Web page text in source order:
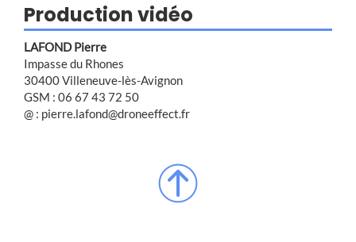
Production vidéo
LAFOND Pierre
Impasse du Rhones
30400 Villeneuve-lès-Avignon
GSM : 06 67 43 72 50
@ : pierre.lafond@droneeffect.fr